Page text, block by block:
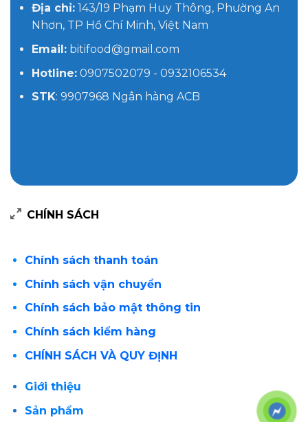
Địa chỉ:143/19 Phạm Huy Thông, Phường An
Nhơn, TP Hồ Chí Minh, Việt Nam
Email:bitifood@gmail.com
Hotline:0907502079 - 0932106534
STK: 9907968 Ngân hàng ACB
CHÍNH SÁCH
Chính sách thanh toán
Chính sách vận chuyển
Chính sách bảo mật thông tin
Chính sách kiểm hàng
CHÍNH SÁCH VÀ QUY ĐỊNH
Giới thiệu
Sản phẩm